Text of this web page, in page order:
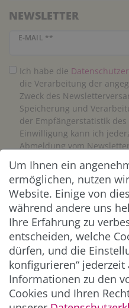
NEWSLETTER
E-MAIL **
Newsletter Honig
Ich habe die
die Verarbeitung der
Zweck des
Speicherung und
der Empfängerstatistik
Einwilligung kann ich
Abmeldung vom
** Hierbei
ZAHLUNG & VERSAND
Um Ihnen ein
ermöglichen, nutzen
Website. Einige von
während andere uns
Ihre Erfahrung zu
entscheiden, welche
dürfen, und die
konfigurieren“
Informationen zu den
Cookies und Ihren